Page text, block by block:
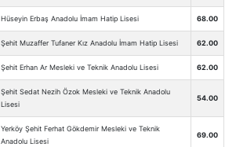
Hüseyin Erbaş Anadolu İmam Hatip Lisesi 68.00
Şehit Muzaffer Tufaner Kız Anadolu İmam Hatip Lisesi 62.00
Şehit Erhan Ar Mesleki ve Teknik Anadolu Lisesi 62.00
Şehit Sedat Nezih Özok Mesleki ve Teknik Anadolu
Lisesi
54.00
Yerköy Şehit Ferhat Gökdemir Mesleki ve Teknik
Anadolu Lisesi
69.00